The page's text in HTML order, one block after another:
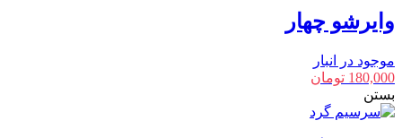
وایرشو چهار
موجود در انبار
180,000 تومان
بستن